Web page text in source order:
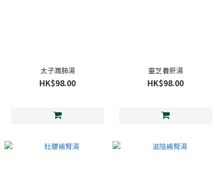
太子潤肺湯
HK$98.00
靈芝養肝湯
HK$98.00